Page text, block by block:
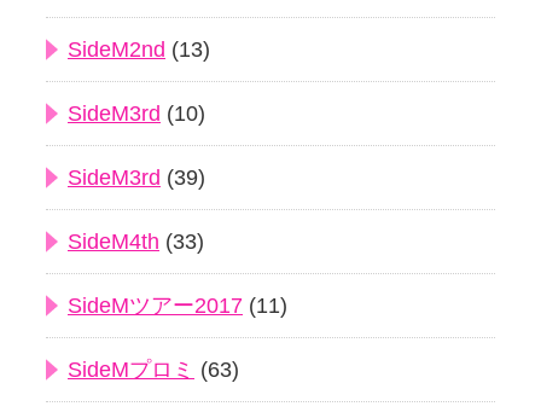
SideM2nd (13)
SideM3rd (10)
SideM3rd (39)
SideM4th (33)
SideMツアー2017 (11)
SideMプロミ (63)